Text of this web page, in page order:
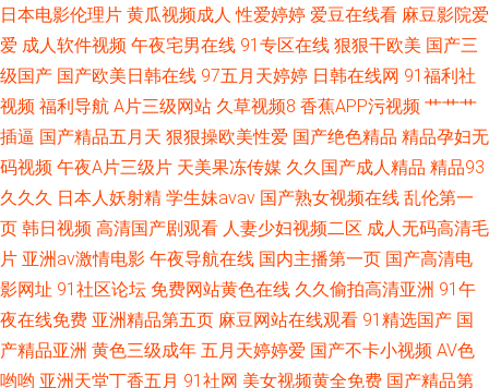
久在线免费 99在线老司机福利 91在线精品视频在线视频 av网站在线看不卡
AV片不卡 92看片 91在线国产自啪
日本电影伦理片 黄瓜视频成人 性爱婷婷 爱豆在线看 麻豆影院爱
爱 成人软件视频 午夜宅男在线 91专区在线 狠狠干欧美 国产三
级国产 国产欧美日韩在线 97五月天婷婷 日韩在线网 91福利社
视频 福利导航 A片三级网站 久草视频8 香蕉APP污视频 艹艹艹
插逼 国产精品五月天 狠狠操欧美性爱 国产绝色精品 精品孕妇无
码视频 午夜A片三级片 天美果冻传媒 久久国产成人精品 精品93
久久久 日本人妖射精 学生妹avav 国产熟女视频在线 乱伦第一
页 韩日视频 高清国产剧观看 人妻少妇视频二区 成人无码高清毛
片 亚洲av激情电影 午夜导航在线 国内主播第一页 国产高清电
影网址 91社区论坛 免费网站黄色在线 久久偷拍高清亚洲 91午
夜在线免费 亚洲精品第五页 麻豆网站在线观看 91精选国产 国
产精品亚洲 黄色三级成年 五月天婷婷爱 国产不卡小视频 AV色
哟哟 亚洲天堂丁香五月 91社网 美女视频黄全免费 国产精品第